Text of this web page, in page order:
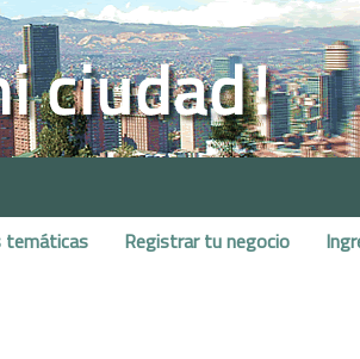
temáticas Registrar tu negocio